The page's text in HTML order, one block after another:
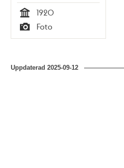
Tid
1920
Typ
Foto
Uppdaterad2025-09-12